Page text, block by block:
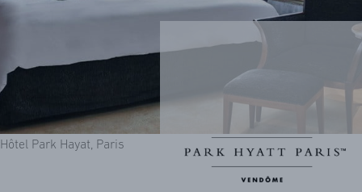
Hôtel Park Hayat, Paris